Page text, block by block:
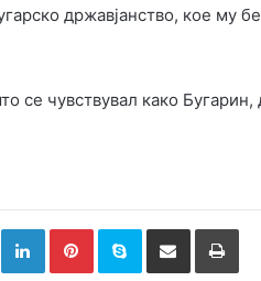
државјанство, кое му
се чувствувал како Бугарин,
LinkedInPinterestSkype Сподели преку Е-маил